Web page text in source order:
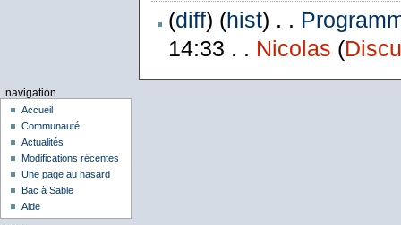
(diff) (hist) . .
14:33 . . Nicolas (
navigation
Accueil
Communauté
Actualités
Modifications récentes
Une page au hasard
Bac à Sable
Aide